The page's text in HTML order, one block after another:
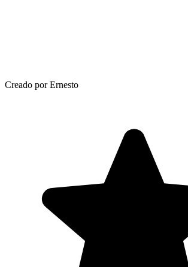
Creado por Ernesto